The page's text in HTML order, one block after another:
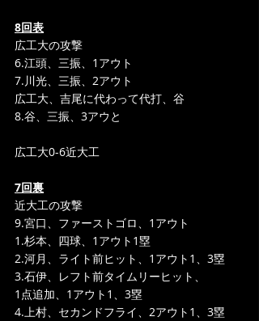
8回表
広工大の攻撃
6.江頭、三振、1アウト
7.川光、三振、2アウト
広工大、吉尾に代わって代打、谷
8.谷、三振、3アウと
広工大0-6近大工
7回裏
近大工の攻撃
9.宮口、ファーストゴロ、1アウト
1.杉本、四球、1アウト1塁
2.河月、ライト前ヒット、1アウト1、3塁
3.石伊、レフト前タイムリーヒット、
1点追加、1アウト1、3塁
4.上村、セカンドフライ、2アウト1、3塁